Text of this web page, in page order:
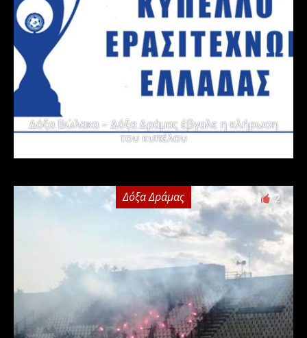
Δόξα Βώλακα – Δόξα Δράμας έβγαλε η κλήρωση
του κυπέλου
Δόξα Δράμας 2